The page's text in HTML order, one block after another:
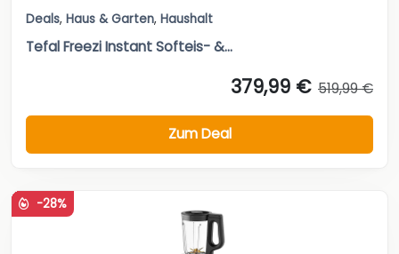
Deals, Haus & Garten, Haushalt
Tefal Freezi Instant Softeis- &...
379,99 € 519,99 €
Zum Deal
-28%